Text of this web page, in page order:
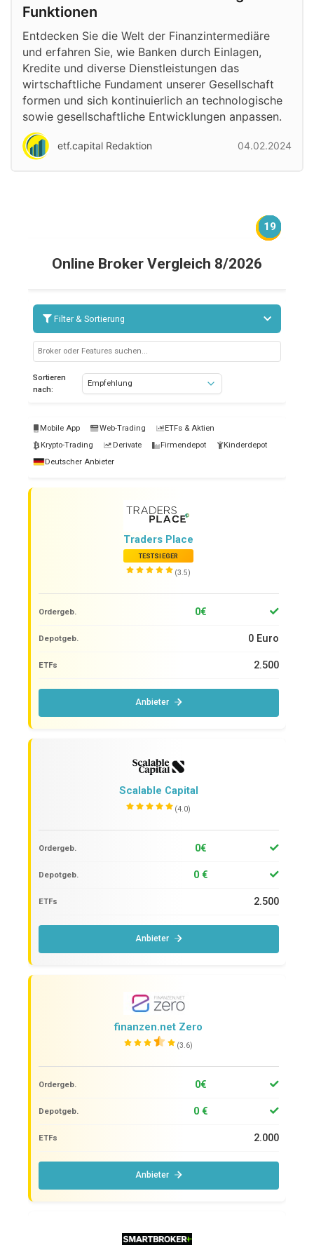
Funktionen
Entdecken Sie die Welt der Finanzintermediäre
und erfahren Sie, wie Banken durch Einlagen,
Kredite und diverse Dienstleistungen das
wirtschaftliche Fundament unserer Gesellschaft
formen und sich kontinuierlich an technologische
sowie gesellschaftliche Entwicklungen anpassen.
etf.capital Redaktion 04.02.2024